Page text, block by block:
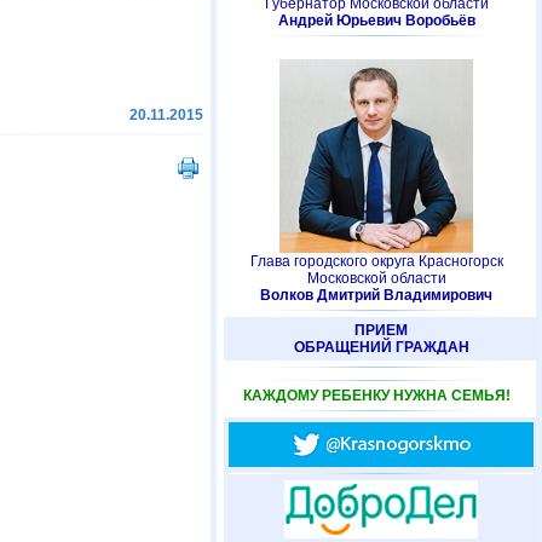
20.11.2015
Губернатор Московской области
Андрей Юрьевич Воробьёв
Глава городского округа Красногорск
Московской области
Волков Дмитрий Владимирович
ПРИЕМ
ОБРАЩЕНИЙ ГРАЖДАН
КАЖДОМУ РЕБЕНКУ НУЖНА СЕМЬЯ!